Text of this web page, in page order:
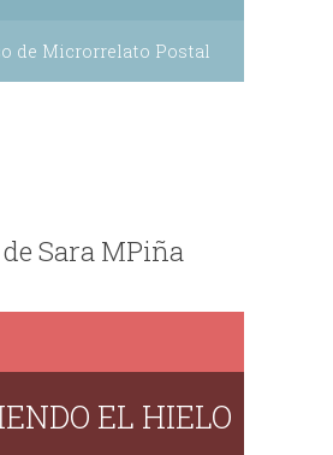
de Microrrelato Postal
Sara MPiña
EL HIELO